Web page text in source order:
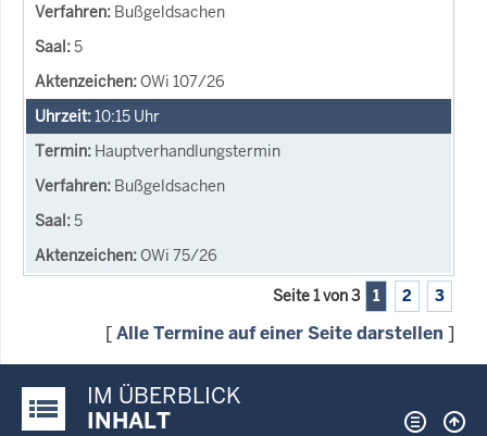
Bußgeldsachen
5
OWi 107/26
10:15 Uhr
Hauptverhandlungstermin
Bußgeldsachen
5
OWi 75/26
Seite 1 von 3 1 2 3
[Alle Termine auf einer Seite darstellen ]
Justiz-Portal im Überblick:
IM ÜBERBLICK
INHALT